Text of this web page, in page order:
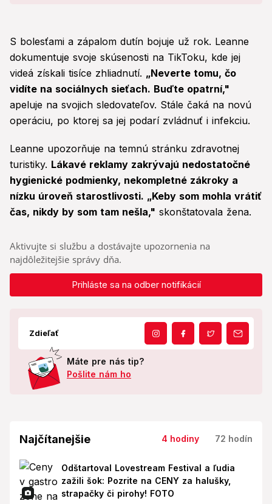
S bolesťami a zápalom dutín bojuje už rok. Leanne
dokumentuje svoje skúsenosti na TikToku, kde jej
videá získali tisíce zhliadnutí. „Neverte tomu, čo
vidíte na sociálnych sieťach. Buďte opatrní,"
apeluje na svojich sledovateľov. Stále čaká na novú
operáciu, po ktorej sa jej podarí zvládnuť i infekciu.
Leanne upozorňuje na temnú stránku zdravotnej
turistiky. Lákavé reklamy zakrývajú nedostatočné
hygienické podmienky, nekompletné zákroky a
nízku úroveň starostlivosti. „Keby som mohla vrátiť
čas, nikdy by som tam nešla," skonštatovala žena.
Aktivujte si službu a dostávajte upozornenia na
najdôležitejšie správy dňa.
Prihláste sa na odber notifikácií
Zdieľať
Máte pre nás tip?
Pošlite nám ho
Najčítanejšie 4 hodiny 72 hodín
Odštartoval Lovestream Festival a ľudia
zažili šok: Pozrite na CENY za halušky,
strapačky či pirohy! FOTO